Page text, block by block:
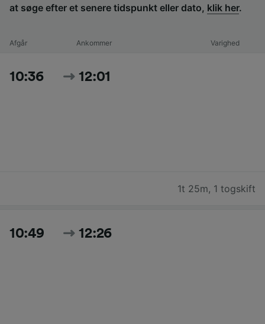
at søge efter et senere tidspunkt eller dato, klik her.
Afgår Ankommer Varighed
10:36 12:01
1t 25m, 1 togskift
10:49 12:26